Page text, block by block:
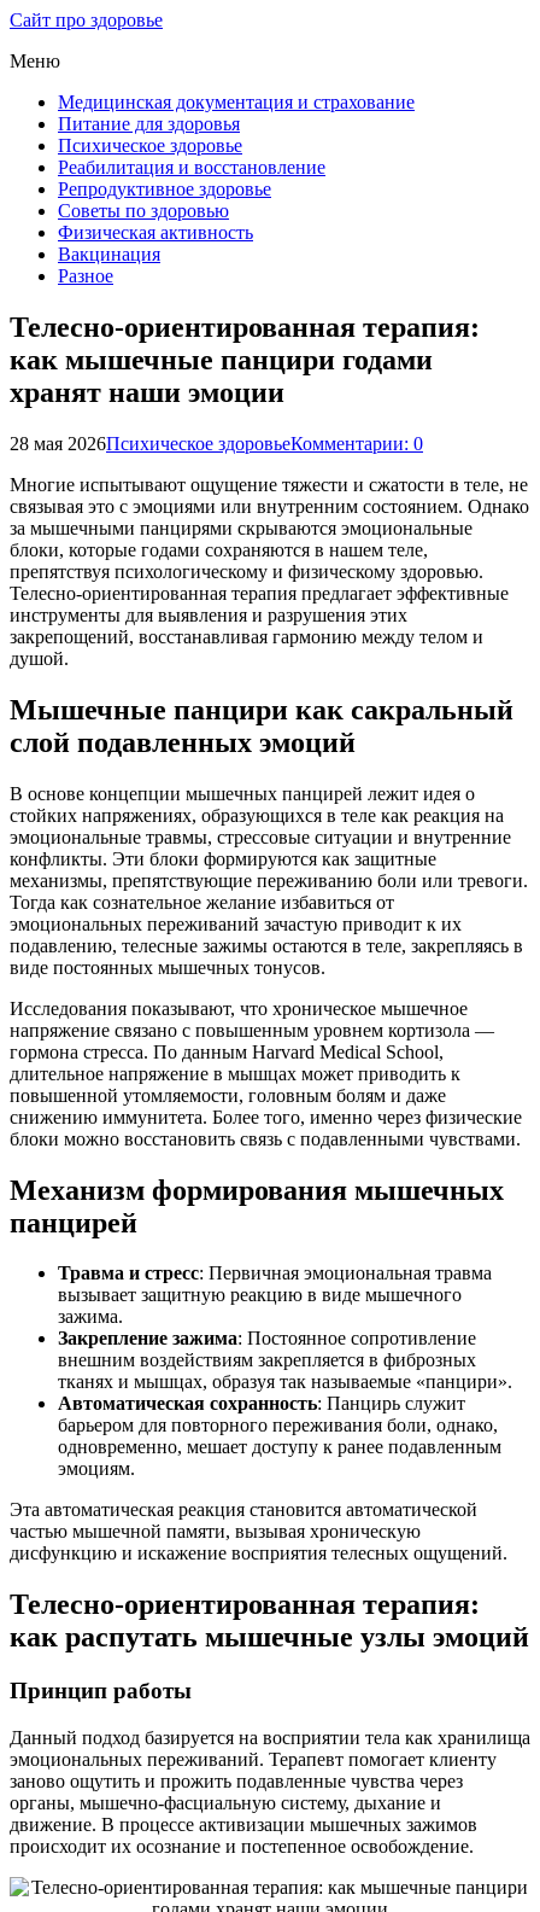
Сайт про здоровье
Меню
Медицинская документация и страхование
Питание для здоровья
Психическое здоровье
Реабилитация и восстановление
Репродуктивное здоровье
Советы по здоровью
Физическая активность
Вакцинация
Разное
Телесно-ориентированная терапия:
как мышечные панцири годами
хранят наши эмоции
28 мая 2026Психическое здоровьеКомментарии: 0
Многие испытывают ощущение тяжести и сжатости в теле, не
связывая это с эмоциями или внутренним состоянием. Однако
за мышечными панцирями скрываются эмоциональные
блоки, которые годами сохраняются в нашем теле,
препятствуя психологическому и физическому здоровью.
Телесно-ориентированная терапия предлагает эффективные
инструменты для выявления и разрушения этих
закрепощений, восстанавливая гармонию между телом и
душой.
Мышечные панцири как сакральный
слой подавленных эмоций
В основе концепции мышечных панцирей лежит идея о
стойких напряжениях, образующихся в теле как реакция на
эмоциональные травмы, стрессовые ситуации и внутренние
конфликты. Эти блоки формируются как защитные
механизмы, препятствующие переживанию боли или тревоги.
Тогда как сознательное желание избавиться от
эмоциональных переживаний зачастую приводит к их
подавлению, телесные зажимы остаются в теле, закрепляясь в
виде постоянных мышечных тонусов.
Исследования показывают, что хроническое мышечное
напряжение связано с повышенным уровнем кортизола —
гормона стресса. По данным Harvard Medical School,
длительное напряжение в мышцах может приводить к
повышенной утомляемости, головным болям и даже
снижению иммунитета. Более того, именно через физические
блоки можно восстановить связь с подавленными чувствами.
Механизм формирования мышечных
панцирей
Травма и стресс: Первичная эмоциональная травма
вызывает защитную реакцию в виде мышечного
зажима.
Закрепление зажима: Постоянное сопротивление
внешним воздействиям закрепляется в фиброзных
тканях и мышцах, образуя так называемые «панцири».
Автоматическая сохранность: Панцирь служит
барьером для повторного переживания боли, однако,
одновременно, мешает доступу к ранее подавленным
эмоциям.
Эта автоматическая реакция становится автоматической
частью мышечной памяти, вызывая хроническую
дисфункцию и искажение восприятия телесных ощущений.
Телесно-ориентированная терапия:
как распутать мышечные узлы эмоций
Принцип работы
Данный подход базируется на восприятии тела как хранилища
эмоциональных переживаний. Терапевт помогает клиенту
заново ощутить и прожить подавленные чувства через
органы, мышечно-фасциальную систему, дыхание и
движение. В процессе активизации мышечных зажимов
происходит их осознание и постепенное освобождение.